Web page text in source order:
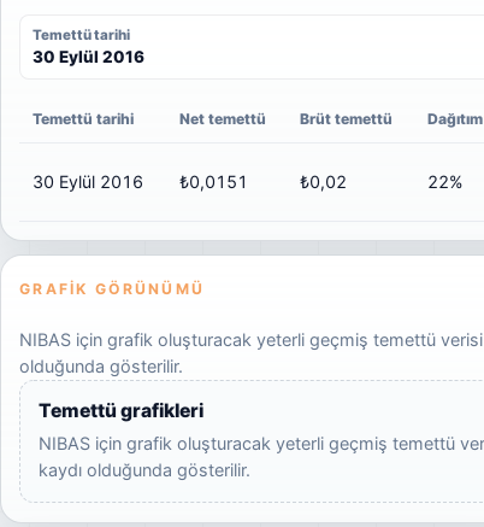
Temettü tarihi
30 Eylül 2016
Temettü tarihi Net temettü Brüt temettü
30 Eylül 2016 ₺0,0151 ₺0,02 22%
GRAFIK GÖRÜNÜMÜ
NIBAS için grafik oluşturacak yeterli geçmiş temettü
olduğunda gösterilir.
Temettü grafikleri
NIBAS için grafik oluşturacak yeterli geçmiş temettü
kaydı olduğunda gösterilir.